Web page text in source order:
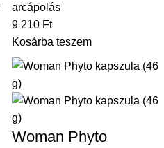
arcápolás
9 210 Ft
Kosárba teszem
Woman Phyto